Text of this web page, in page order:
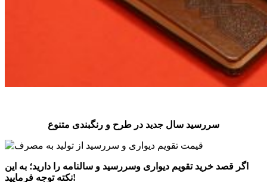
سررسید سال جدید در طرح و رنگبندی متنوع
اگر قصد خرید تقویم دیواری وسررسید و سالنامه را دارید؛ به این
نکته توجه فرمایید!